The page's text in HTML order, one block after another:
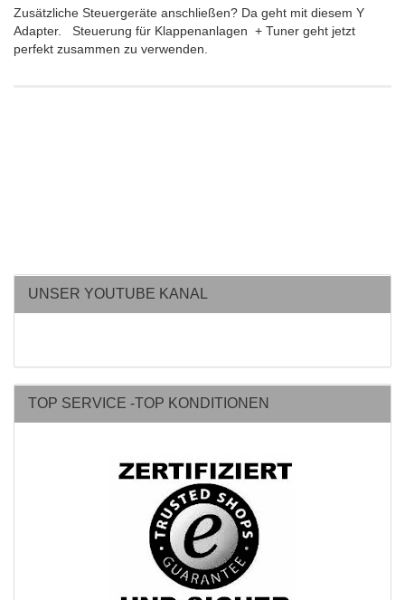
Zusätzliche Steuergeräte anschließen? Da geht mit diesem Y
Adapter. Steuerung für Klappenanlagen + Tuner geht jetzt
perfekt zusammen zu verwenden.
UNSER YOUTUBE KANAL
TOP SERVICE -TOP KONDITIONEN